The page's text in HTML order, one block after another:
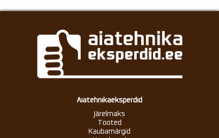
Aiatehnikaeksperdid
Järelmaks
Tooted
Kaubamärgid